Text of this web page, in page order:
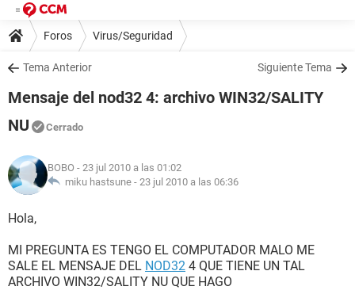
Foros Virus/Seguridad
Tema Anterior Siguiente Tema
Mensaje del nod32 4: archivo WIN32/SALITY
NU
Cerrado
BOBO - 23 jul 2010 a las 01:02
miku hastsune - 23 jul 2010 a las 06:36
Hola,
MI PREGUNTA ES TENGO EL COMPUTADOR MALO ME
SALE EL MENSAJE DEL NOD32 4 QUE TIENE UN TAL
ARCHIVO WIN32/SALITY NU QUE HAGO